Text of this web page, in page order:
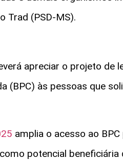
Trad (PSD-MS).
apreciar o projeto de
(BPC) às pessoas que
amplia o acesso ao
potencial beneficiária